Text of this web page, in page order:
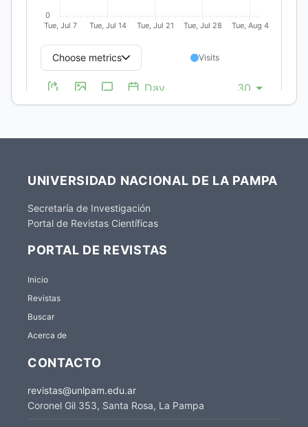
UNIVERSIDAD NACIONAL DE LA PAMPA
Secretaría de Investigación
Portal de Revistas Científicas
PORTAL DE REVISTAS
Inicio
Revistas
Buscar
Acerca de
CONTACTO
revistas@unlpam.edu.ar
Coronel Gil 353, Santa Rosa, La Pampa